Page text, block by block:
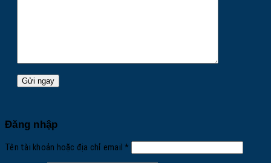
Đăng nhập
Tên tài khoản hoặc địa chỉ email*Bắt
buộc